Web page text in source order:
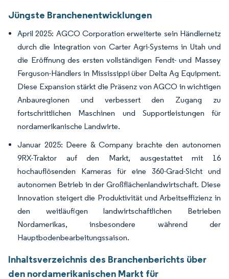
Jüngste Branchenentwicklungen
April 2025: AGCO Corporation erweiterte sein Händlernetz
durch die Integration von Carter Agri-Systems in Utah und
die Eröffnung des ersten vollständigen Fendt- und Massey
Ferguson-Händlers in Mississippi über Delta Ag Equipment.
Diese Expansion stärkt die Präsenz von AGCO in wichtigen
Anbauregionen und verbessert den Zugang zu
fortschrittlichen Maschinen und Supportleistungen für
nordamerikanische Landwirte.
Januar 2025: Deere & Company brachte den autonomen
9RX-Traktor auf den Markt, ausgestattet mit 16
hochauflösenden Kameras für eine 360-Grad-Sicht und
autonomen Betrieb in der Großflächenlandwirtschaft. Diese
Innovation steigert die Produktivität und Arbeitseffizienz in
den weitläufigen landwirtschaftlichen Betrieben
Nordamerikas, insbesondere während der
Hauptbodenbearbeitungssaison.
Inhaltsverzeichnis des Branchenberichts über
den nordamerikanischen Markt für